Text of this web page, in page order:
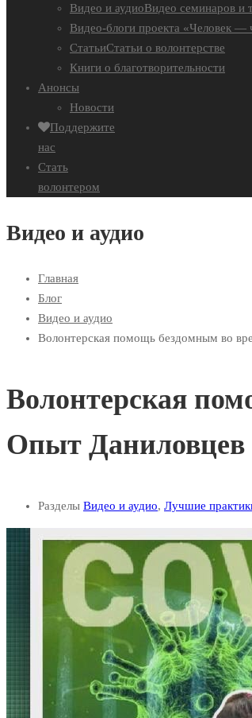
Видео и аудиоВидео семинаров и
Видео-блоги проекта «Человек —
СтатьиСтатьи о волонтерстве
Книги о благотворительности
Анонсы
Новости
Поддержите
нас
Стать
волонтером
Видео и аудио
Главная
Блог
Видео и аудио
Волонтерская помощь бездомным во
Волонтерская
Опыт Даниловцев
Разделы Видео и аудио, Лучшие